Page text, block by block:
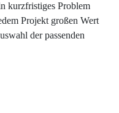
kurzfristiges Problem
Projekt großen Wert
der passenden